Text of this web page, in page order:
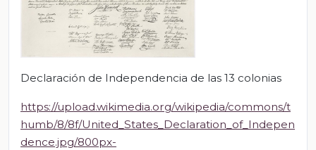
Declaración de Independencia de las 13 colonias
https://upload.wikimedia.org/wikipedia/commons/t
humb/8/8f/United_States_Declaration_of_Indepen
dence.jpg/800px-